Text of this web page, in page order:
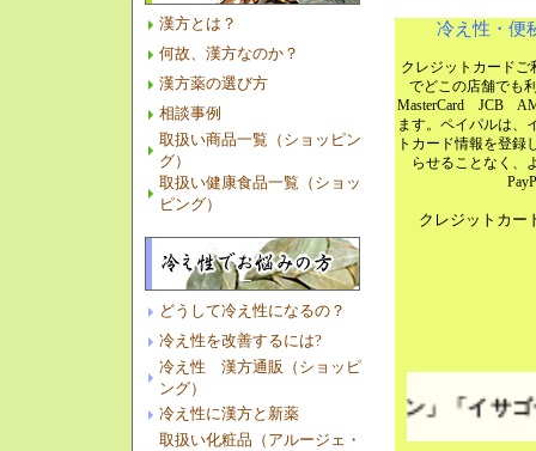
漢方とは？
何故、漢方なのか？
漢方薬の選び方
相談事例
取扱い商品一覧（ショッピン
グ）
取扱い健康食品一覧（ショッ
ピング）
どうして冷え性になるの？
冷え性を改善するには?
冷え性 漢方通販（ショッピ
ング）
冷え性に漢方と新薬
取扱い化粧品（アルージェ・
冷え性・便
クレジットカード
でどこの店舗で
MasterCard JCB
ます。ペイパルは、
トカード情報を登録
らせることなく、
クレジットカー
「バラモン」「イサゴール50